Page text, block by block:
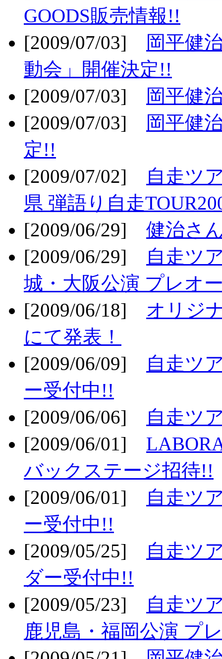
GOODS販売情報!!
[2009/07/03]
岡平健
動会」開催決定!!
[2009/07/03]
岡平健
[2009/07/03]
岡平健
定!!
[2009/07/02]
自走ツ
県 弾語り自走
[2009/06/29] 健治さ
[2009/06/29]
自走ツ
城・大阪公演 プレオ
[2009/06/18] オリジ
にて発表！
[2009/06/09]
自走ツ
ー受付中!!
[2009/06/06]
自走ツ
[2009/06/01]
バックステージ招待!!
[2009/06/01]
自走ツ
ー受付中!!
[2009/05/25]
自走ツ
ダー受付中!!
[2009/05/23]
自走ツ
鹿児島・福岡公演 プ